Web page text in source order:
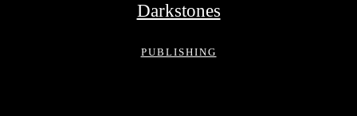
Darkstones
PUBLISHING